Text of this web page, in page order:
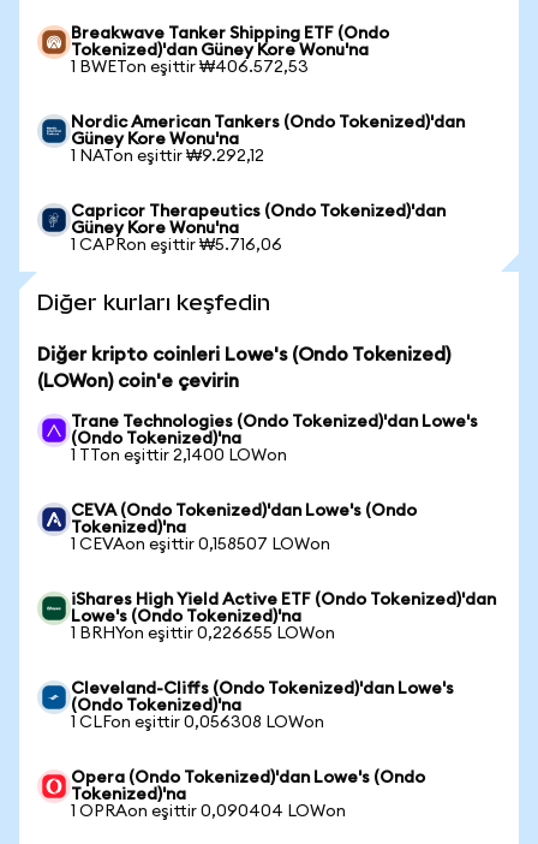
Breakwave Tanker Shipping ETF (Ondo
Tokenized)'dan Güney Kore Wonu'na
1 BWETon eşittir ₩406.572,53
Nordic American Tankers (Ondo Tokenized)'dan
Güney Kore Wonu'na
1 NATon eşittir ₩9.292,12
Capricor Therapeutics (Ondo Tokenized)'dan
Güney Kore Wonu'na
1 CAPRon eşittir ₩5.716,06
Diğer kurları keşfedin
Diğer kripto coinleri Lowe's (Ondo Tokenized)
(LOWon) coin'e çevirin
Trane Technologies (Ondo Tokenized)'dan Lowe's
(Ondo Tokenized)'na
1 TTon eşittir 2,1400 LOWon
CEVA (Ondo Tokenized)'dan Lowe's (Ondo
Tokenized)'na
1 CEVAon eşittir 0,158507 LOWon
iShares High Yield Active ETF (Ondo Tokenized)'dan
Lowe's (Ondo Tokenized)'na
1 BRHYon eşittir 0,226655 LOWon
Cleveland-Cliffs (Ondo Tokenized)'dan Lowe's
(Ondo Tokenized)'na
1 CLFon eşittir 0,056308 LOWon
Opera (Ondo Tokenized)'dan Lowe's (Ondo
Tokenized)'na
1 OPRAon eşittir 0,090404 LOWon